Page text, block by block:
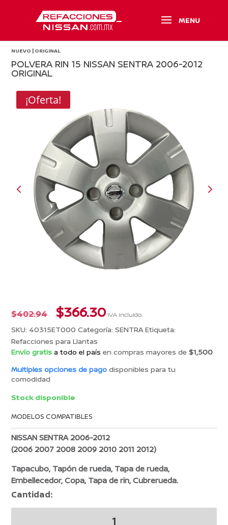
NUEVO | ORIGINAL
POLVERA RIN 15 NISSAN SENTRA 2006-2012
ORIGINAL
¡Oferta!
$402.94 El
precio
original
era:
$402.94.
$366.30El
precio
actual
es:
$366.30.
IVA incluido.
SKU: 40315ET000 Categoría:SENTRA Etiqueta:
Refacciones para Llantas
Envío gratis a todo el paísen compras mayores de$1,500
Multiples opciones de pagodisponibles para tu
comodidad
Stock disponible
MODELOS COMPATIBLES
NISSAN SENTRA 2006-2012
(2006 2007 2008 2009 2010 2011 2012)
Tapacubo, Tapón de rueda, Tapa de rueda,
Embellecedor, Copa, Tapa de rin, Cubrerueda.
Cantidad: